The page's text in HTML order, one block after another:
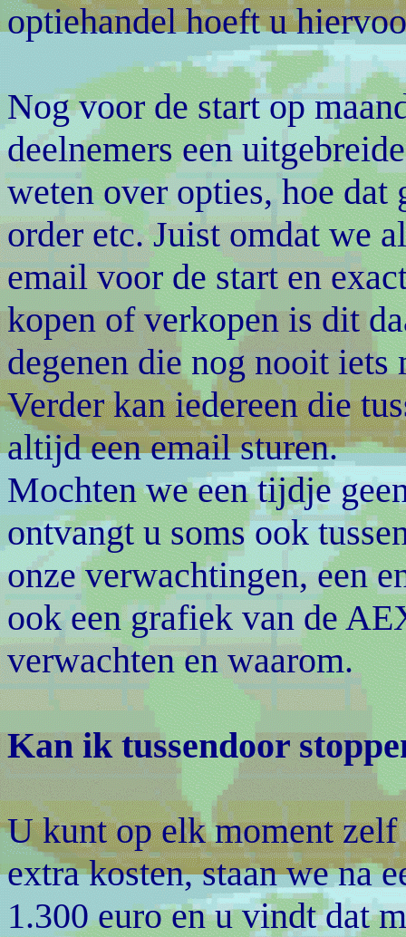
optiehandel hoeft u
Nog voor de start op
deelnemers een
weten over opties, hoe dat
order etc. Juist omdat we
email voor de start en
kopen of verkopen is dit
degenen die nog nooit iets
Verder kan iedereen die
altijd een email sturen.
Mochten we een tijdje
ontvangt u soms ook
onze verwachtingen, een
ook een grafiek van de
verwachten en waarom.
Kan ik tussendoor
U kunt op elk moment zelf
extra kosten, staan we na
1.300 euro en u vindt dat